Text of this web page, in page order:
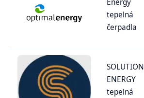
Energy
tepelná
čerpadla
SOLUTION
ENERGY
tepelná